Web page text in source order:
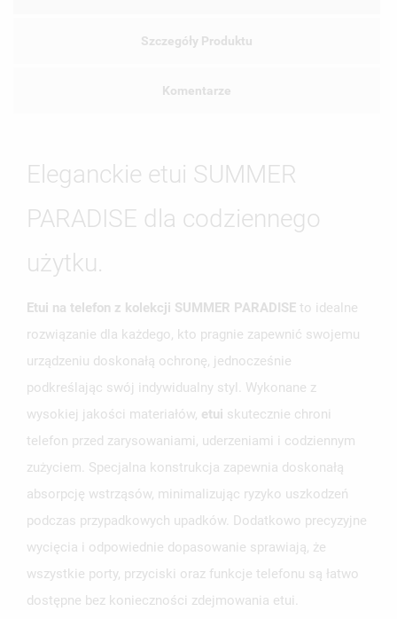
Szczegóły Produktu
Komentarze
Eleganckie etui SUMMER
PARADISE dla codziennego
użytku.
Etui na telefon z kolekcji SUMMER PARADISE to idealne
rozwiązanie dla każdego, kto pragnie zapewnić swojemu
urządzeniu doskonałą ochronę, jednocześnie
podkreślając swój indywidualny styl. Wykonane z
wysokiej jakości materiałów, etui skutecznie chroni
telefon przed zarysowaniami, uderzeniami i codziennym
zużyciem. Specjalna konstrukcja zapewnia doskonałą
absorpcję wstrząsów, minimalizując ryzyko uszkodzeń
podczas przypadkowych upadków. Dodatkowo precyzyjne
wycięcia i odpowiednie dopasowanie sprawiają, że
wszystkie porty, przyciski oraz funkcje telefonu są łatwo
dostępne bez konieczności zdejmowania etui.